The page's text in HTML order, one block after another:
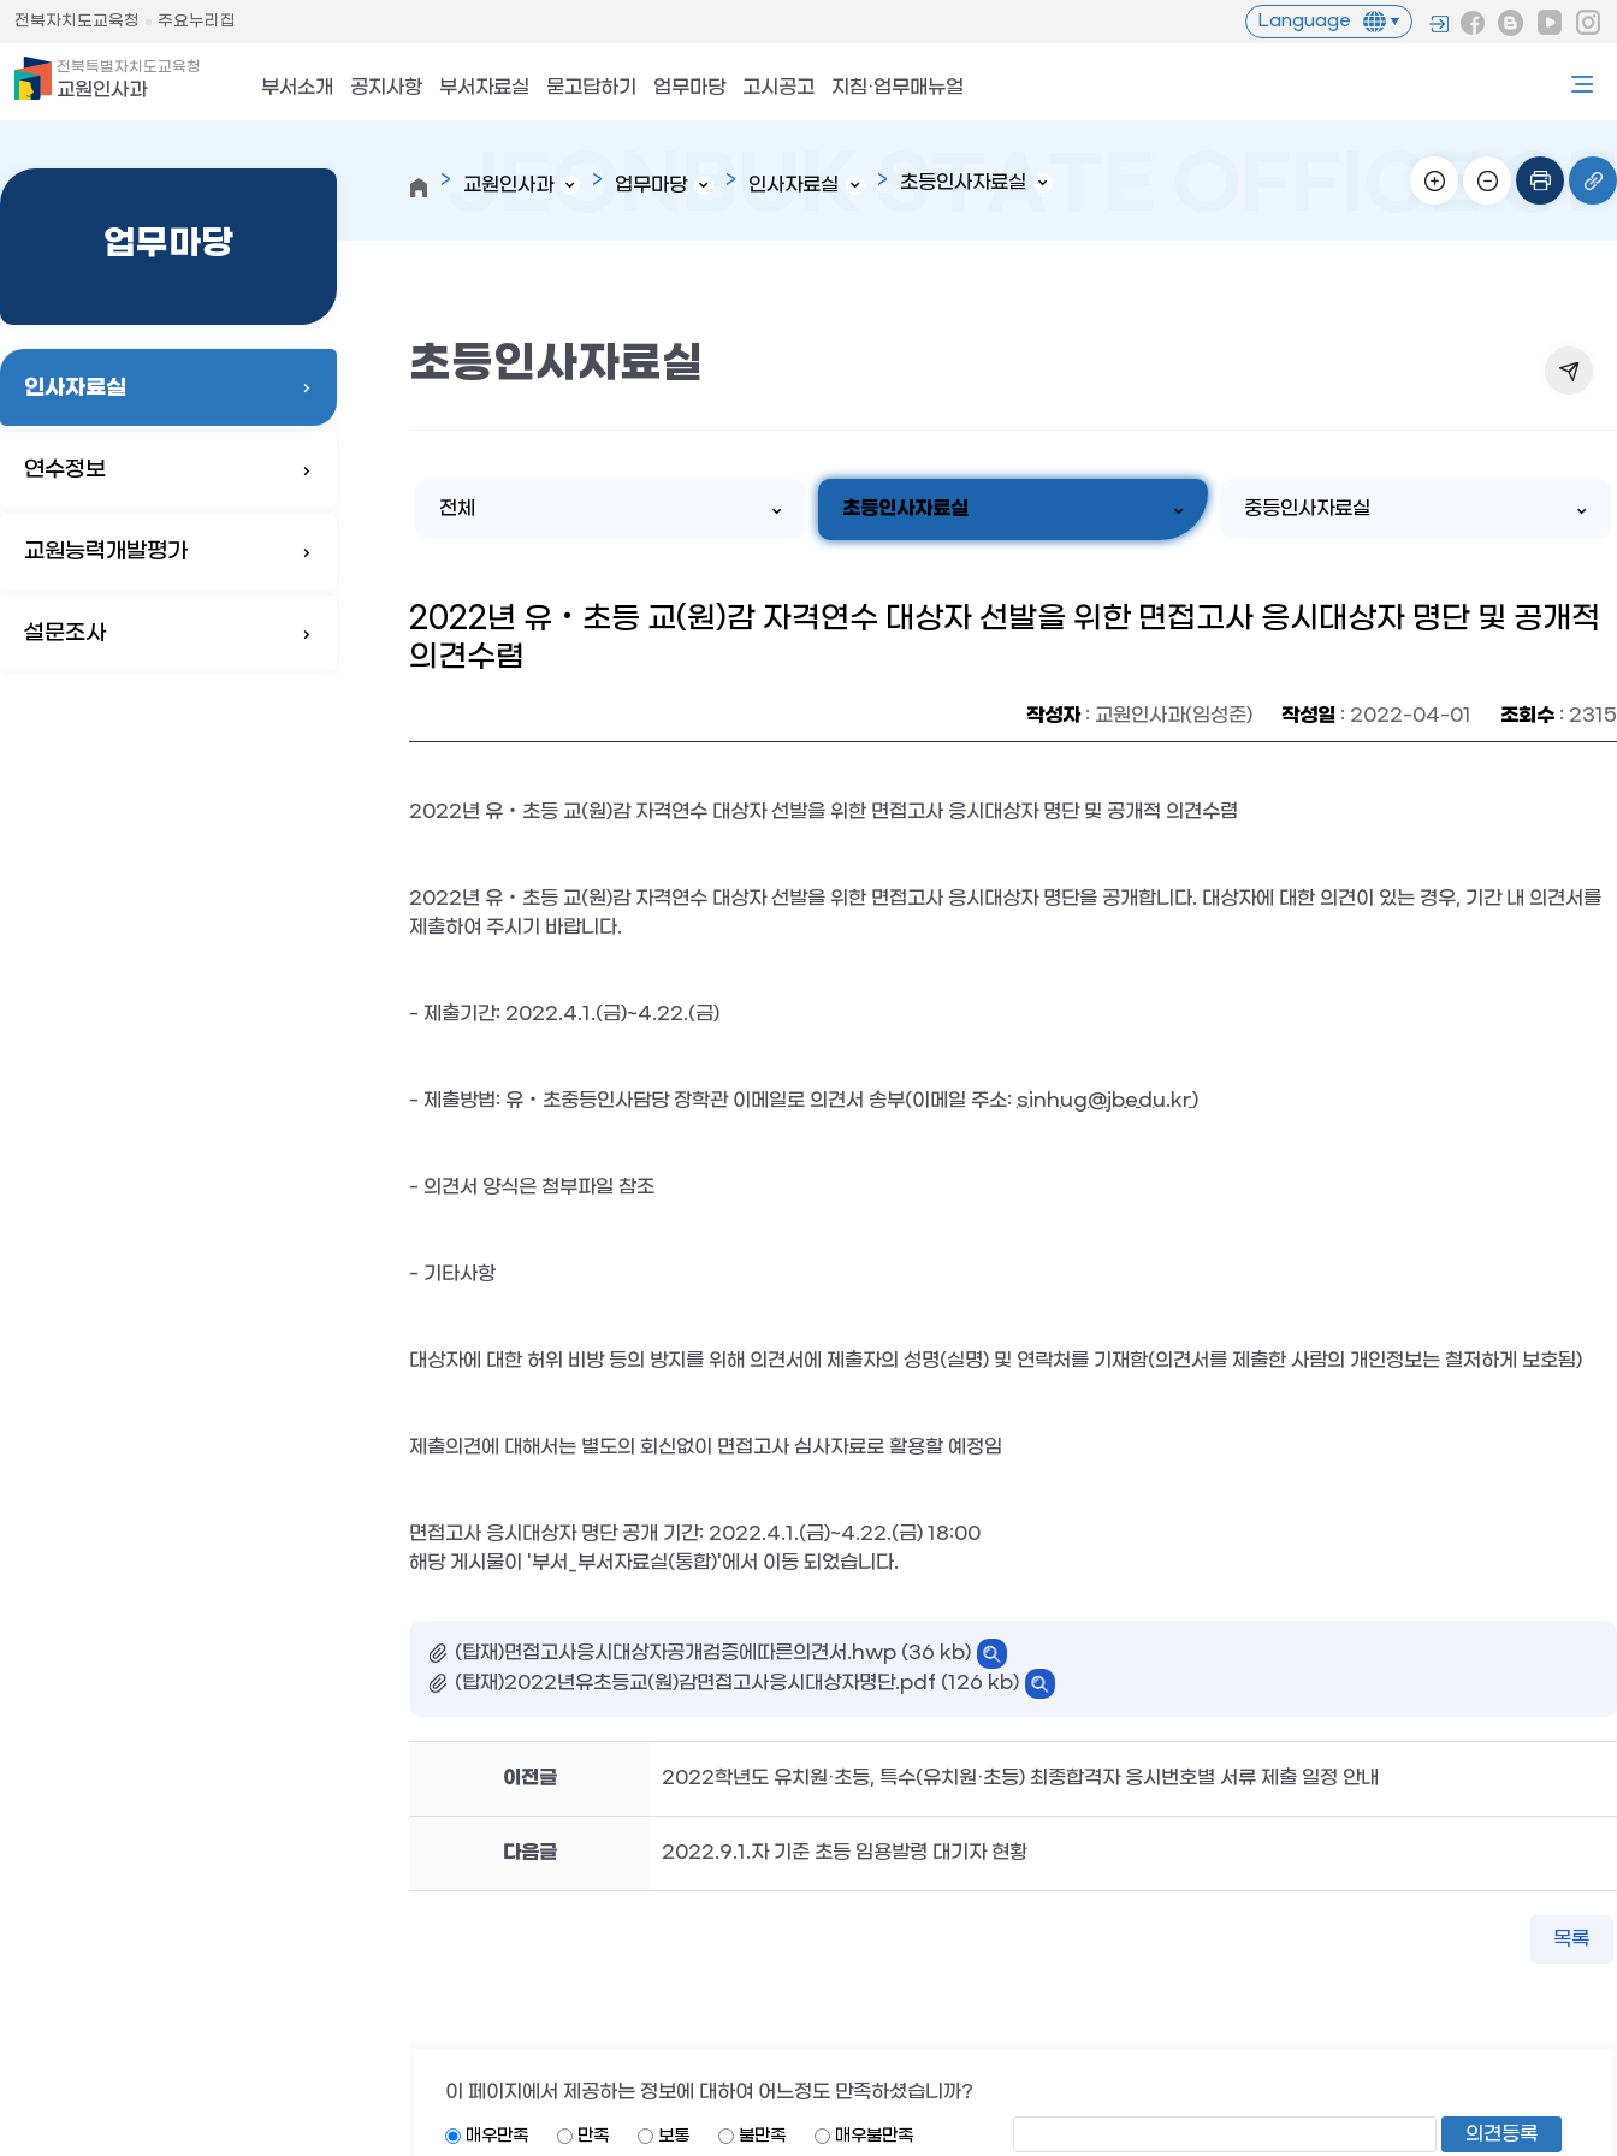
전북자치도교육청 주요누리집 Language
전북특별자치도교육청
교원인사과 부서소개 공지사항 부서자료실 묻고답하기 업무마당 고시공고 지침·업무매뉴얼
업무마당
인사자료실
연수정보
교원능력개발평가
설문조사
교원인사과 업무마당 인사자료실 초등인사자료실
초등인사자료실
전체 초등인사자료실 중등인사자료실
2022년 유‧초등 교(원)감 자격연수 대상자 선발을 위한 면접고사 응시대상자 명단 및 공개적
의견수렴
작성자: 교원인사과(임성준) 작성일 : 2022-04-01 조회수 : 2315
2022년 유‧초등 교(원)감 자격연수 대상자 선발을 위한 면접고사 응시대상자 명단 및 공개적 의견수렴
2022년 유‧초등 교(원)감 자격연수 대상자 선발을 위한 면접고사 응시대상자 명단을 공개합니다. 대상자에 대한 의견이 있는 경우, 기간 내 의견서를
제출하여 주시기 바랍니다.
- 제출기간: 2022.4.1.(금)~4.22.(금)
- 제출방법: 유‧초중등인사담당 장학관 이메일로 의견서 송부(이메일 주소: sinhug@jbedu.kr)
- 의견서 양식은 첨부파일 참조
- 기타사항
대상자에 대한 허위 비방 등의 방지를 위해 의견서에 제출자의 성명(실명) 및 연락처를 기재함(의견서를 제출한 사람의 개인정보는 철저하게 보호됨)
제출의견에 대해서는 별도의 회신없이 면접고사 심사자료로 활용할 예정임
면접고사 응시대상자 명단 공개 기간: 2022.4.1.(금)~4.22.(금) 18:00
해당 게시물이 '부서_부서자료실(통합)'에서 이동 되었습니다.
(탑재)면접고사응시대상자공개검증에따른의견서.hwp (36 kb)
(탑재)2022년유초등교(원)감면접고사응시대상자명단.pdf (126 kb)
이전글 2022학년도 유치원·초등, 특수(유치원·초등) 최종합격자 응시번호별 서류 제출 일정 안내
다음글 2022.9.1.자 기준 초등 임용발령 대기자 현황
목록
이 페이지에서 제공하는 정보에 대하여 어느정도 만족하셨습니까?
매우만족 만족 보통 불만족 매우불만족